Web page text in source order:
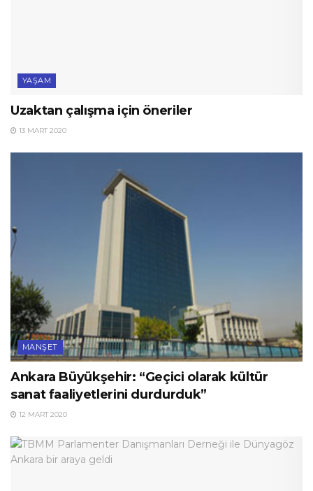
YAŞAM
Uzaktan çalışma için öneriler
13 MART 2020
MANŞET
Ankara Büyükşehir: “Geçici olarak kültür
sanat faaliyetlerini durdurduk”
12 MART 2020